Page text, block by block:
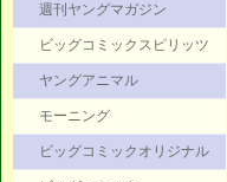
週刊ヤングマガジン
ビッグコミックスピリッツ
ヤングアニマル
モーニング
ビッグコミックオリジナル